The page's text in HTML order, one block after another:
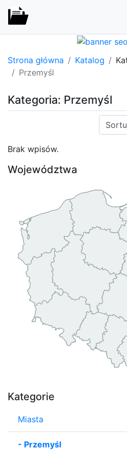
Strona główna Katalog
Przemyśl
Kategoria: Przemyśl
Sortuj:
Brak wpisów.
Województwa
Kategorie
Miasta
- Przemyśl